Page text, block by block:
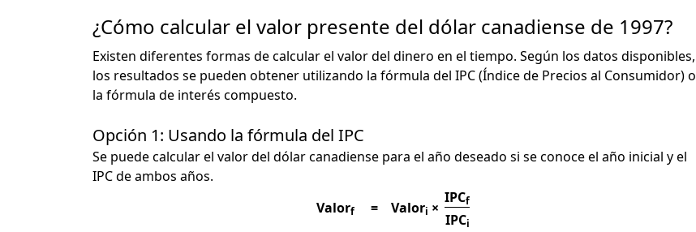
¿Cómo calcular el valor presente del dólar canadiense de 1997?
Existen diferentes formas de calcular el valor del dinero en el tiempo. Según los datos disponibles,
los resultados se pueden obtener utilizando la fórmula del IPC (Índice de Precios al Consumidor) o
la fórmula de interés compuesto.
Opción 1: Usando la fórmula del IPC
Se puede calcular el valor del dólar canadiense para el año deseado si se conoce el año inicial y el
IPC de ambos años.
Valorf = Valori ×
IPCf
IPCi